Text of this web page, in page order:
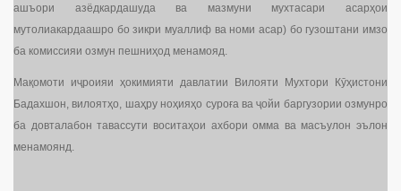
ашъори азёдкардашуда ва мазмуни мухтасари асарҳои
мутолиакардаашро бо зикри муаллиф ва номи асар) бо гузоштани имзо
ба комиссияи озмун пешниҳод менамояд.
Мақомоти иҷроияи ҳокимияти давлатии Вилояти Мухтори Кӯҳистони
Бадахшон, вилоятҳо, шаҳру ноҳияҳо суроға ва ҷойи баргузории озмунро
ба довталабон тавассути воситаҳои ахбори омма ва масъулон эълон
менамоянд.